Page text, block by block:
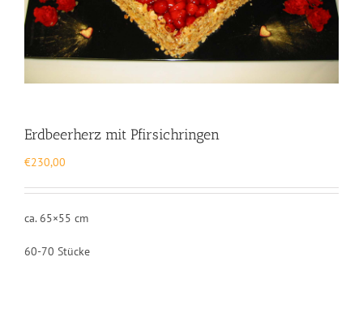
Erdbeerherz mit Pfirsichringen
€230,00
ca. 65×55 cm
60-70 Stücke